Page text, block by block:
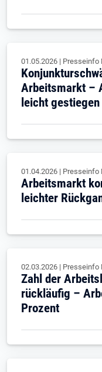
01.05.2026 | Presseinfo
Arbeitsmarkt –
leicht gestiegen
01.04.2026 | Presseinfo
Arbeitsmarkt
leichter
02.03.2026 | Presseinfo
Zahl der
rückläufig –
Prozent